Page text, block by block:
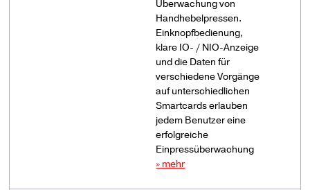
Überwachung von
Handhebelpressen.
Einknopfbedienung,
klare IO- / NIO-Anzeige
und die Daten für
verschiedene Vorgänge
auf unterschiedlichen
Smartcards erlauben
jedem Benutzer eine
erfolgreiche
Einpressüberwachung
» mehr